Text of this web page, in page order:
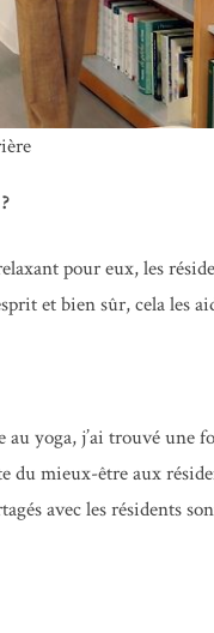
pour eux, les
et bien sûr, cela les
au yoga, j’ai trouvé une
du mieux-être aux
avec les résidents